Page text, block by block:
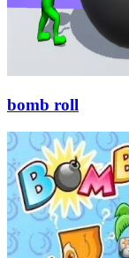
bomb roll